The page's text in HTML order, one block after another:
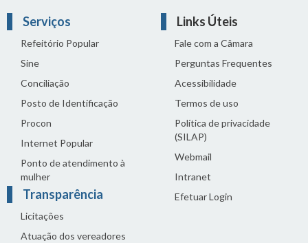
Serviços
Refeitório Popular
Sine
Conciliação
Posto de Identificação
Procon
Internet Popular
Ponto de atendimento à
mulher
Transparência
Licitações
Atuação dos vereadores
Links Úteis
Fale com a Câmara
Perguntas Frequentes
Acessibilidade
Termos de uso
Política de privacidade
(SILAP)
Webmail
Intranet
Efetuar Login